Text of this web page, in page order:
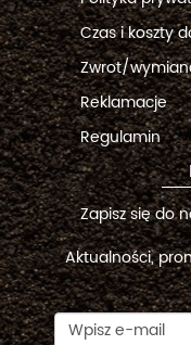
Czas i koszty
Zwrot/
Reklamacje
Regulamin
Zapisz się do
Aktualności,